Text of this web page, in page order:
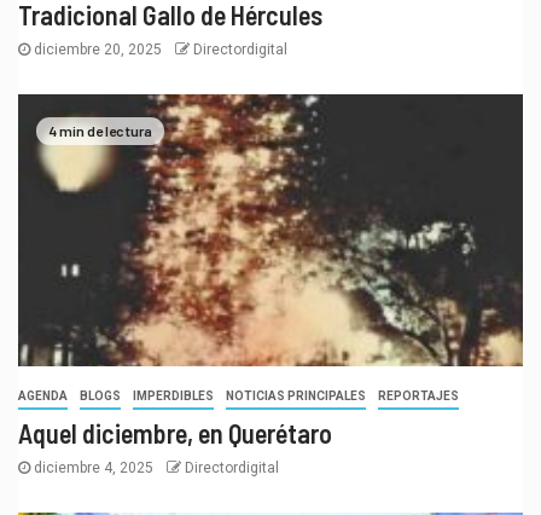
Tradicional Gallo de Hércules
diciembre 20, 2025 Directordigital
4 min de lectura
AGENDA BLOGS IMPERDIBLES NOTICIAS PRINCIPALES REPORTAJES
Aquel diciembre, en Querétaro
diciembre 4, 2025 Directordigital